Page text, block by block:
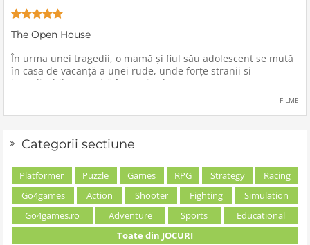
The Open House
În urma unei tragedii, o mamă şi fiul său adolescent se mută
în casa de vacanţă a unei rude, unde forţe stranii si
inexplicabile conspiră împotriva lor.
FILME
Categorii sectiune
Platformer Puzzle Games RPG Strategy
Racing
Go4games
Action Shooter Fighting
Simulation
Go4games.ro
Adventure Sports
Educational
Toate din JOCURI